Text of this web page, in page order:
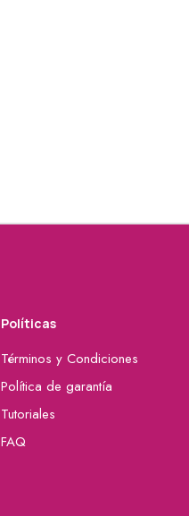
Políticas
Términos y Condiciones
Política de garantía
Tutoriales
FAQ